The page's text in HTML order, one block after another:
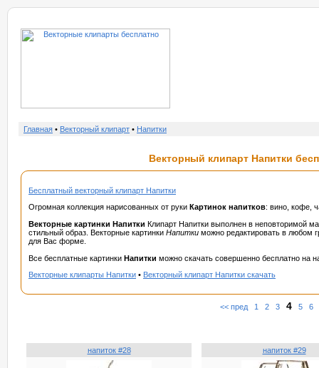
Главная • Векторный клипарт • Напитки
Векторный клипарт Напитки
Бесплатный векторный клипарт Напитки
Огромная коллекция нарисованных от руки Картинок напитков: вино, кофе,
Векторные картинки Напитки Клипарт Напитки выполнен в неповторимой
стильный образ. Векторные картинки Напитки можно редактировать в любом
для Вас форме.
Все бесплатные картинки Напитки можно скачать совершенно бесплатно на
Векторные клипарты Напитки • Векторный клипарт Напитки скачать
<< пред 1 2 3 4 5 6
напиток #28 напиток #29